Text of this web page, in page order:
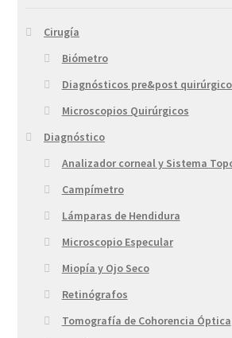
Cirugía
Biómetro
Diagnósticos pre&post
Microscopios Quirúrgicos
Diagnóstico
Analizador corneal y Sistema
Campímetro
Lámparas de Hendidura
Microscopio Especular
Miopía y Ojo Seco
Retinógrafos
Tomografía de Cohorencia Óptica